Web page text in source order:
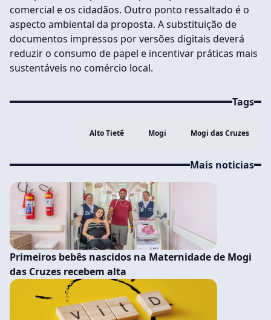
comercial e os cidadãos. Outro ponto ressaltado é o
aspecto ambiental da proposta. A substituição de
documentos impressos por versões digitais deverá
reduzir o consumo de papel e incentivar práticas mais
sustentáveis no comércio local.
Tags
Alto Tietê Mogi Mogi das Cruzes
Mais noticias
Primeiros bebês nascidos na Maternidade de Mogi
das Cruzes recebem alta